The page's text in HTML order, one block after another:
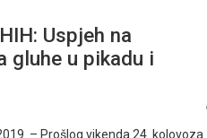
Uspjeh na
gluhe u pikadu i
– Prošlog vikenda 24. kolovoza